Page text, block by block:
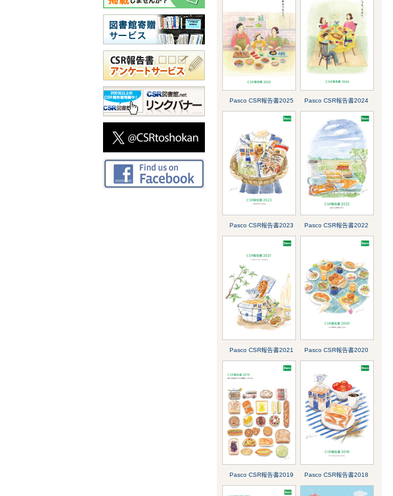
Pasco CSR報告書2025 Pasco CSR報告書2024
Pasco CSR報告書2023 Pasco CSR報告書2022
Pasco CSR報告書2021 Pasco CSR報告書2020
Pasco CSR報告書2019 Pasco CSR報告書2018